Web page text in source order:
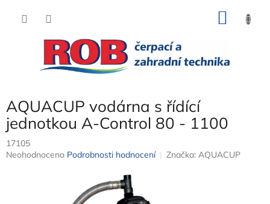
AQUACUP vodárna s řídící
jednotkou A-Control 80 - 1100
17105
Průměrné
Neohodnoceno Podrobnosti hodnocení Značka: AQUACUP